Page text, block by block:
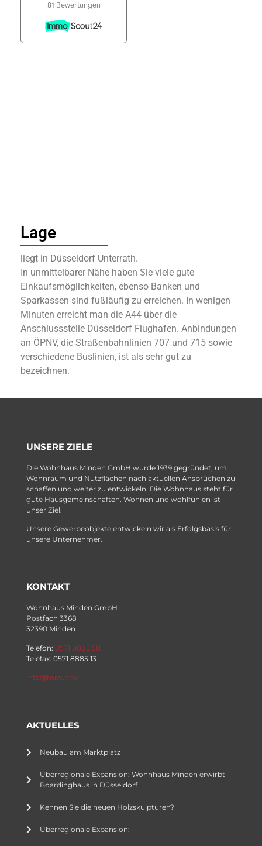
Lage
liegt in Düsseldorf Unterrath.
In unmittelbarer Nähe haben Sie viele gute
Einkaufsmöglichkeiten, ebenso Banken und
Sparkassen sind fußläufig zu erreichen. In wenigen
Minuten erreicht man die A44 über die
Anschlussstelle Düsseldorf Flughafen. Anbindungen
an ÖPNV, die Straßenbahnlinien 707 und 715 sowie
verschiedene Buslinien, ist als sehr gut zu
bezeichnen.
UNSERE ZIELE
Die Wohnhaus Minden GmbH wurde 1939 gegründet, um
Wohnraum und Nutzflächen nach aktuellen Ansprüchen zu
schaffen und weiter zu entwickeln. Die Wohnhaus steht für
gute Hausgemeinschaften. Wohnen und wohlfühlen ist
unser Ziel.
Unsere Gewerbeobjekte entwickeln wir als Erfolgsbasis für
unsere Unternehmer.
KONTAKT
Wohnhaus Minden GmbH
Postfach 3368
32390 Minden
Telefon: 0571 8885 58
Telefax: 0571 8885 13
info@huw.nrw
AKTUELLES
Neubau am Marktplatz
Überregionale Expansion: Wohnhaus Minden erwirbt
Boardinghaus in Düsseldorf
Kennen Sie die neuen Holzskulpturen?
Überregionale Expansion: